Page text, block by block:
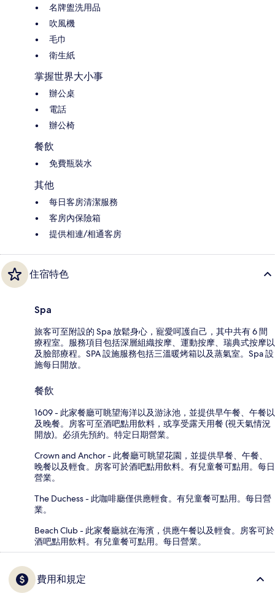
名牌盥洗用品
吹風機
毛巾
衛生紙
掌握世界大小事
辦公桌
電話
辦公椅
餐飲
免費瓶裝水
其他
每日客房清潔服務
客房內保險箱
提供相連/相通客房
住宿特色
Spa
旅客可至附設的 Spa 放鬆身心，寵愛呵護自己，其中共有 6 間
療程室。服務項目包括深層組織按摩、運動按摩、瑞典式按摩以
及臉部療程。SPA 設施服務包括三溫暖烤箱以及蒸氣室。Spa 設
施每日開放。
餐飲
1609 - 此家餐廳可眺望海洋以及游泳池，並提供早午餐、午餐以
及晚餐。房客可至酒吧點用飲料，或享受露天用餐 (視天氣情況
開放)。必須先預約。特定日期營業。
Crown and Anchor - 此餐廳可眺望花園，並提供早餐、午餐、
晚餐以及輕食。房客可於酒吧點用飲料。有兒童餐可點用。每日
營業。
The Duchess - 此咖啡廳僅供應輕食。有兒童餐可點用。每日營
業。
Beach Club - 此家餐廳就在海濱，供應午餐以及輕食。房客可於
酒吧點用飲料。有兒童餐可點用。每日營業。
費用和規定